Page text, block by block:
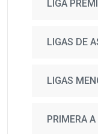
LIGA
LIGAS DE
LIGAS
PRIMERA